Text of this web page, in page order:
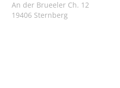
An der Brueeler Ch. 12
19406 Sternberg